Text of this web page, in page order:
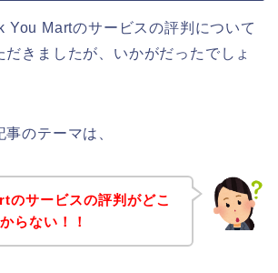
You Martのサービスの評判について
きましたが、いかがだったでしょ
のテーマは、
サービスの評判がどこ
らない！！